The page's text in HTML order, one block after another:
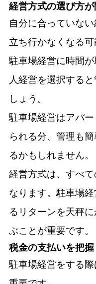
経営方式の選び方
自分に合っていな
立ち行かなくなる可
駐車場経営に時間
人経営を選択する
しょう。
駐車場経営はアパ
られる分、管理も
るかもしれません
経営方式は、すべ
なります。駐車場
るリターンを天秤
ぶことが重要です。
税金の支払いを把
駐車場経営をする